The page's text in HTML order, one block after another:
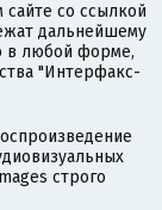
со ссылкой
дальнейшему
в любой форме,
"Интерфакс-
строго